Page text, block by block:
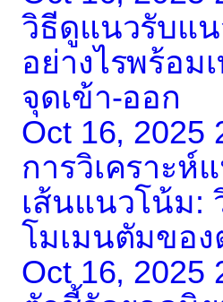
วิธีดูแนวรับแ
อย่างไรพร้อม
จุดเข้า-ออก
Oct 16, 2025
การวิเคราะห์
เส้นแนวโน้ม:
โมเมนตัมของ
Oct 16, 2025